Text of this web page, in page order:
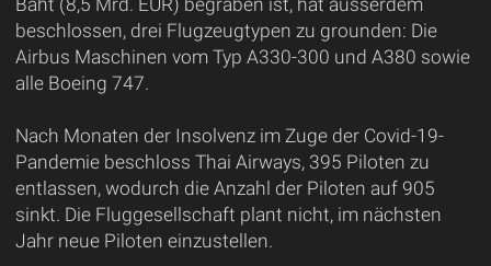
Baht (8,5 Mrd. EUR) begraben ist, hat ausserdem
beschlossen, drei Flugzeugtypen zu grounden: Die
Airbus Maschinen vom Typ A330-300 und A380 sowie
alle Boeing 747.
Nach Monaten der Insolvenz im Zuge der Covid-19-
Pandemie beschloss Thai Airways, 395 Piloten zu
entlassen, wodurch die Anzahl der Piloten auf 905
sinkt. Die Fluggesellschaft plant nicht, im nächsten
Jahr neue Piloten einzustellen.